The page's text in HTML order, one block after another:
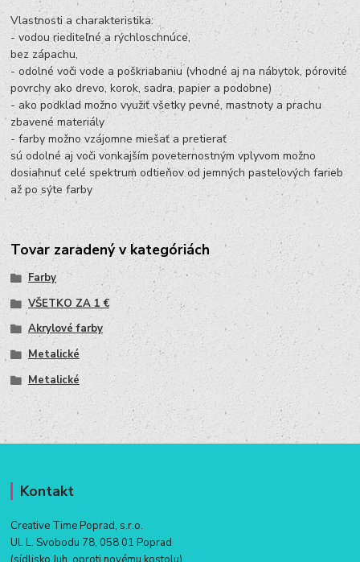
Vlastnosti a charakteristika:
- vodou riediteľné a rýchloschnúce,
bez zápachu,
- odolné voči vode a poškriabaniu (vhodné aj na nábytok, pórovité
povrchy ako drevo, korok, sadra, papier a podobne)
- ako podklad možno využiť všetky pevné, mastnoty a prachu
zbavené materiály
- farby možno vzájomne miešať a pretierať
sú odolné aj voči vonkajším poveternostným vplyvom možno
dosiahnuť celé spektrum odtieňov od jemných pastelových farieb
až po sýte farby
Tovar zaradený v kategóriách
Farby
VŠETKO ZA 1 €
Akrylové farby
Metalické
Metalické
Kontakt
Creative Time Poprad, s.r.o.
Ul. L. Svobodu 78, 058 01 Poprad